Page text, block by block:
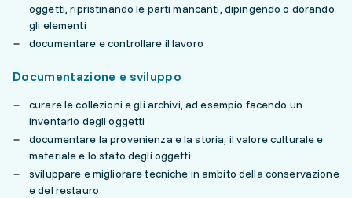
oggetti, ripristinando le parti mancanti, dipingendo o dorando
gli elementi
documentare e controllare il lavoro
Documentazione e sviluppo
curare le collezioni e gli archivi, ad esempio facendo un
inventario degli oggetti
documentare la provenienza e la storia, il valore culturale e
materiale e lo stato degli oggetti
sviluppare e migliorare tecniche in ambito della conservazione
e del restauro